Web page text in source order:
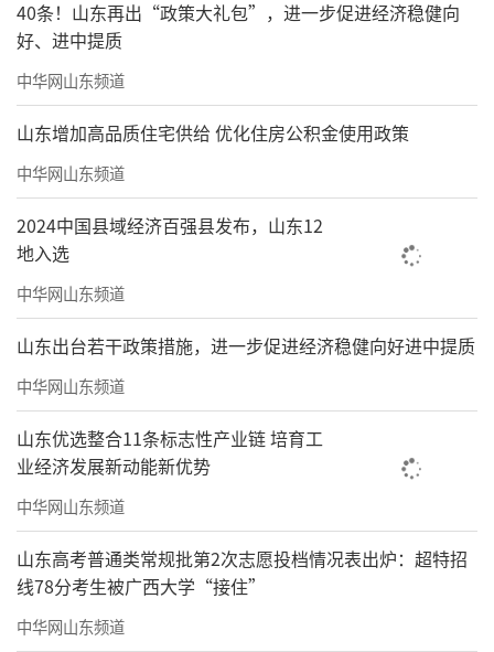
40条！山东再出“政策大礼包”，进一步促进经济稳健向
好、进中提质
中华网山东频道
山东增加高品质住宅供给 优化住房公积金使用政策
中华网山东频道
2024中国县域经济百强县发布，山东12
地入选
中华网山东频道
山东出台若干政策措施，进一步促进经济稳健向好进中提质
中华网山东频道
山东优选整合11条标志性产业链 培育工
业经济发展新动能新优势
中华网山东频道
山东高考普通类常规批第2次志愿投档情况表出炉：超特招
线78分考生被广西大学“接住”
中华网山东频道